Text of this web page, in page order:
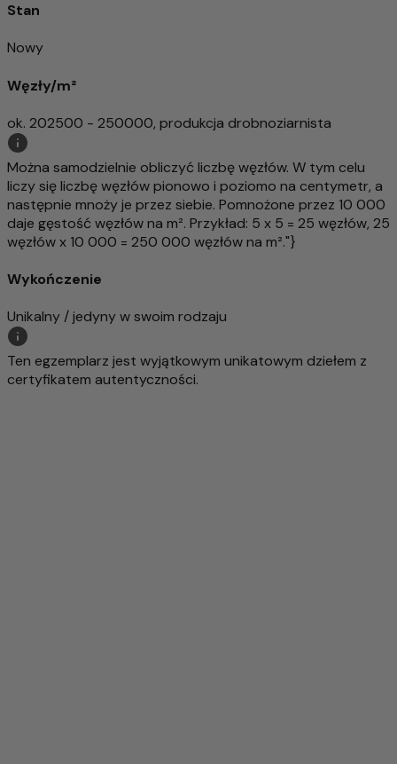
Stan
Nowy
Węzły/m²
ok. 202500 - 250000, produkcja drobnoziarnista
Można samodzielnie obliczyć liczbę węzłów. W tym celu
liczy się liczbę węzłów pionowo i poziomo na centymetr, a
następnie mnoży je przez siebie. Pomnożone przez 10 000
daje gęstość węzłów na m². Przykład: 5 x 5 = 25 węzłów, 25
węzłów x 10 000 = 250 000 węzłów na m²."}
Wykończenie
Unikalny / jedyny w swoim rodzaju
Ten egzemplarz jest wyjątkowym unikatowym dziełem z
certyfikatem autentyczności.